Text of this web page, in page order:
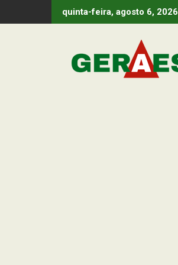
to
quinta-feira, agosto 6, 2026